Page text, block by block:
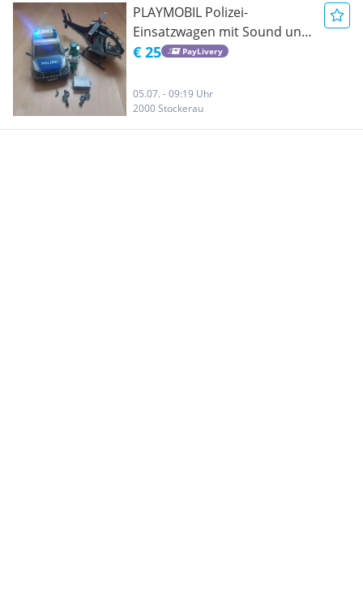
PLAYMOBIL Polizei-
Einsatzwagen mit Sound und
Licht, Sek-Helikopter und
€ 25 PayLivery
05.07. - 09:19 Uhr
2000 Stockerau